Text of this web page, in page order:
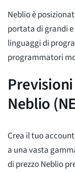
Neblio è
portata di grandi e
linguaggi di
programmatori
Neblio
Crea il tuo
a una vasta
di prezzo Neblio